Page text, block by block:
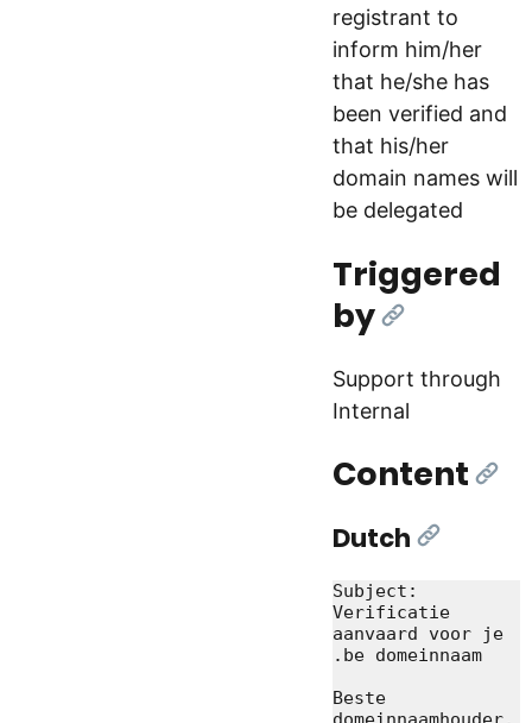
registrant to
inform him/her
that he/she has
been verified and
that his/her
domain names will
be delegated
Triggered
by[Link]
Support through
Internal
Content
Dutch [Link]
Subject:
Verificatie
aanvaard voor je
.be domeinnaam
Beste
domeinnaamhouder,